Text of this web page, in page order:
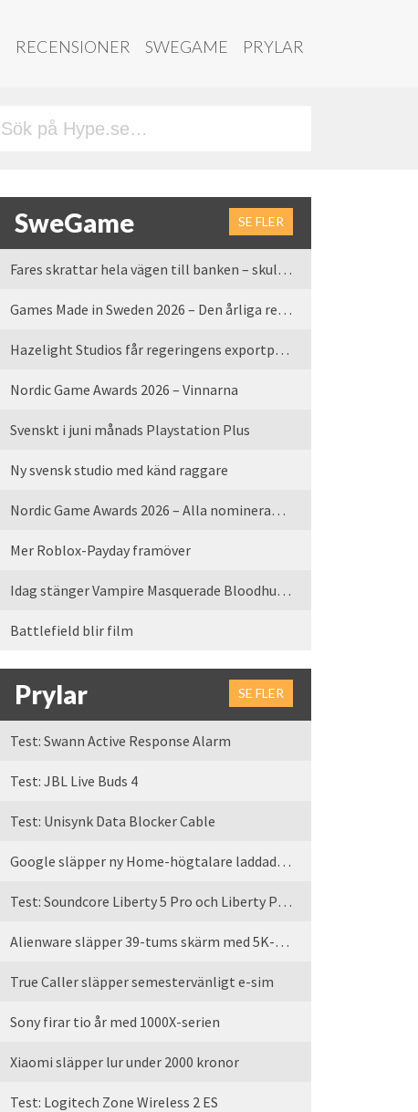
RECENSIONER SWEGAME PRYLAR
SweGame SE FLER
Fares skrattar hela vägen till banken – skulle vi tro
Games Made in Sweden 2026 – Den årliga rean är tillbaka
Hazelight Studios får regeringens exportpris 2025
Nordic Game Awards 2026 – Vinnarna
Svenskt i juni månads Playstation Plus
Ny svensk studio med känd raggare
Nordic Game Awards 2026 – Alla nominerade spel
Mer Roblox-Payday framöver
Idag stänger Vampire Masquerade Bloodhunt servrarna
Battlefield blir film
Prylar SE FLER
Test: Swann Active Response Alarm
Test: JBL Live Buds 4
Test: Unisynk Data Blocker Cable
Google släpper ny Home-högtalare laddad med Gemini
Test: Soundcore Liberty 5 Pro och Liberty Pro Max
Alienware släpper 39-tums skärm med 5K-upplösning
True Caller släpper semestervänligt e-sim
Sony firar tio år med 1000X-serien
Xiaomi släpper lur under 2000 kronor
Test: Logitech Zone Wireless 2 ES